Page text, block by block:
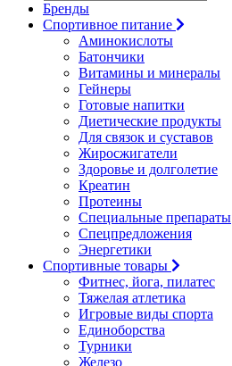
Бренды
Спортивное питание
Аминокислоты
Батончики
Витамины и минералы
Гейнеры
Готовые напитки
Диетические продукты
Для связок и суставов
Жиросжигатели
Здоровье и долголетие
Креатин
Протеины
Специальные препараты
Спецпредложения
Энергетики
Спортивные товары
Фитнес, йога, пилатес
Тяжелая атлетика
Игровые виды спорта
Единоборства
Турники
Железо